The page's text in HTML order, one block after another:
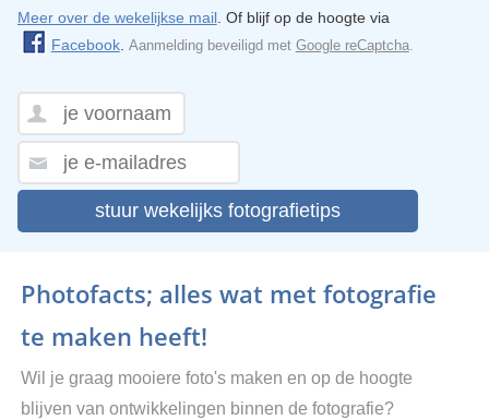
Meer over de wekelijkse mail. Of blijf op de hoogte via
Facebook. Aanmelding beveiligd met Google reCaptcha.
stuur wekelijks fotografietips
Photofacts; alles wat met fotografie
te maken heeft!
Wil je graag mooiere foto's maken en op de hoogte
blijven van ontwikkelingen binnen de fotografie?